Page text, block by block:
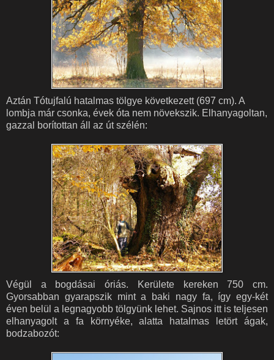
Aztán Tótujfalú hatalmas tölgye következett (697 cm). A
lombja már csonka, évek óta nem növekszik. Elhanyagoltan,
gazzal borítottan áll az út szélén:
Végül a bogdásai óriás. Kerülete kereken 750 cm.
Gyorsabban gyarapszik mint a baki nagy fa, így egy-két
éven belül a legnagyobb tölgyünk lehet. Sajnos itt is teljesen
elhanyagolt a fa környéke, alatta hatalmas letört ágak,
bodzabozót: